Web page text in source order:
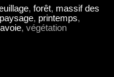
, forêt, massif des
paysage, printemps,
, végétation